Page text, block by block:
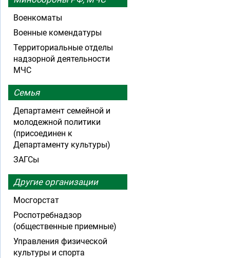
Военкоматы
Военные комендатуры
Территориальные отделы
надзорной деятельности
МЧС
Семья
Департамент семейной и
молодежной политики
(присоединен к
Департаменту культуры)
ЗАГСы
Другие организации
Мосгорстат
Роспотребнадзор
(общественные приемные)
Управления физической
культуры и спорта